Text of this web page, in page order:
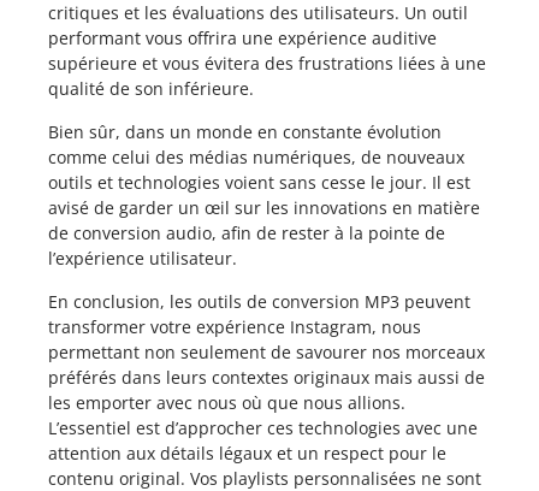
critiques et les évaluations des utilisateurs. Un outil
performant vous offrira une expérience auditive
supérieure et vous évitera des frustrations liées à une
qualité de son inférieure.
Bien sûr, dans un monde en constante évolution
comme celui des médias numériques, de nouveaux
outils et technologies voient sans cesse le jour. Il est
avisé de garder un œil sur les innovations en matière
de conversion audio, afin de rester à la pointe de
l’expérience utilisateur.
En conclusion, les outils de conversion MP3 peuvent
transformer votre expérience Instagram, nous
permettant non seulement de savourer nos morceaux
préférés dans leurs contextes originaux mais aussi de
les emporter avec nous où que nous allions.
L’essentiel est d’approcher ces technologies avec une
attention aux détails légaux et un respect pour le
contenu original. Vos playlists personnalisées ne sont